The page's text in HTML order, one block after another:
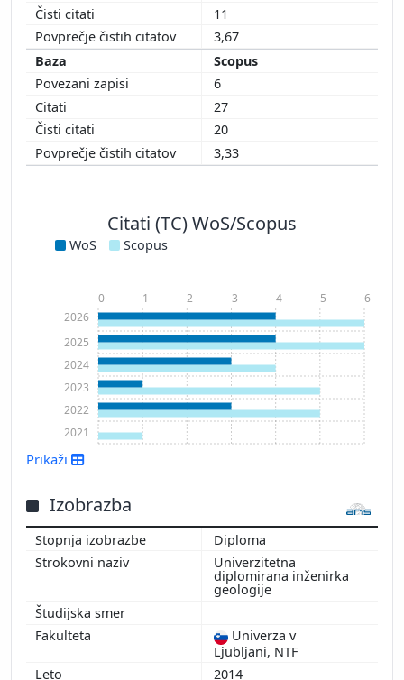
11
3,67
Scopus
6
27
20
3,33
Citati (TC) WoS/Scopus
WoS Scopus
2021
2022
2023
2024
2025
2026
0 1 2 3 4 5 6
Prikaži več
Prikaži
Izobrazba
Diploma
Univerzitetna
diplomirana inženirka
geologije
Univerza v
Ljubljani, NTF
2014